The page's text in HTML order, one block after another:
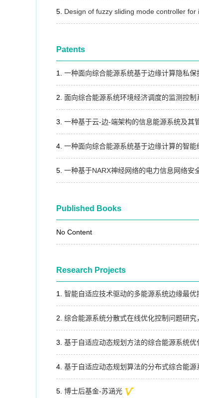
Design of fuzzy sliding mode controller
Patents
一种面向综合能源系统基于边缘计算隐私
面向综合能源系统环境经济调度的监测控
一种基于云-边-端架构的信息能源系统及其
一种面向综合能源系统基于边缘计算的智能
一种基于NARX神经网络的电力信息网络安
Published Books
No Content
Research Projects
智能自适应技术驱动的多能源系统边缘最
综合能源系统分散式在线优化控制问题研
基于自适应动态规划方法的综合能源系统
基于自适应动态规划算法的分布式综合能
博士后基金-苏涵光